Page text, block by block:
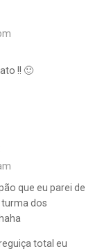
!! 🙂
que eu parei de
dos
total eu